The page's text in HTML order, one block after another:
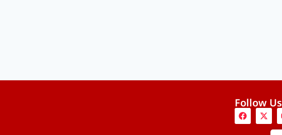
Follow Us